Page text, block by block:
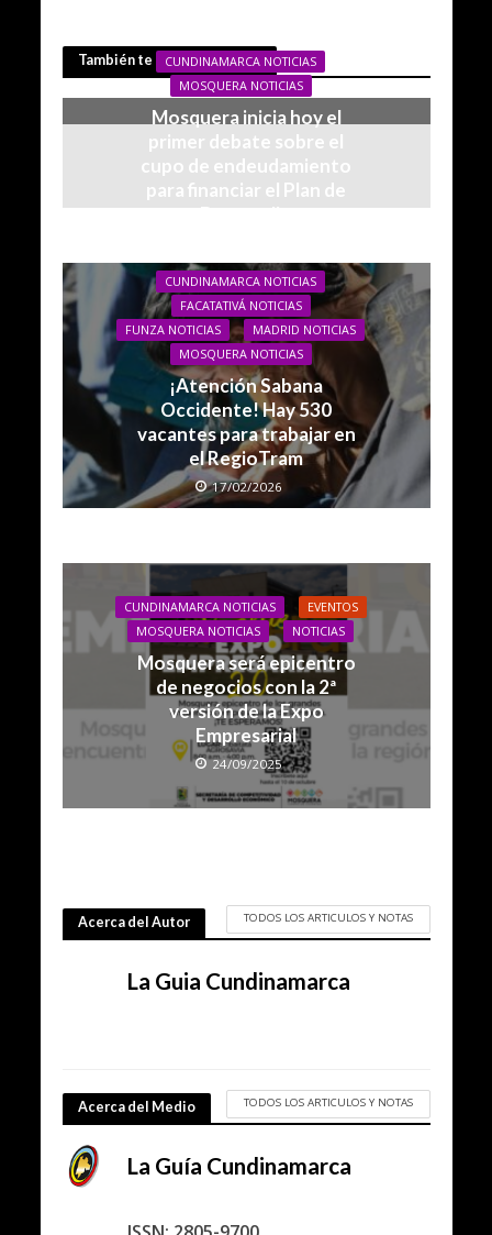
También te puede interesar
CUNDINAMARCA NOTICIAS
MOSQUERA NOTICIAS
Mosquera inicia hoy el
primer debate sobre el
cupo de endeudamiento
para financiar el Plan de
Desarrollo
CUNDINAMARCA NOTICIAS
FACATATIVÁ NOTICIAS
FUNZA NOTICIAS
MADRID NOTICIAS
MOSQUERA NOTICIAS
¡Atención Sabana
Occidente! Hay 530
vacantes para trabajar en
el RegioTram
17/02/2026
CUNDINAMARCA NOTICIAS
EVENTOS
MOSQUERA NOTICIAS
NOTICIAS
Mosquera será epicentro
de negocios con la 2ª
versión de la Expo
Empresarial
24/09/2025
Acerca del Autor TODOS LOS ARTICULOS Y NOTAS
La Guia Cundinamarca
Acerca del Medio TODOS LOS ARTICULOS Y NOTAS
La Guía Cundinamarca